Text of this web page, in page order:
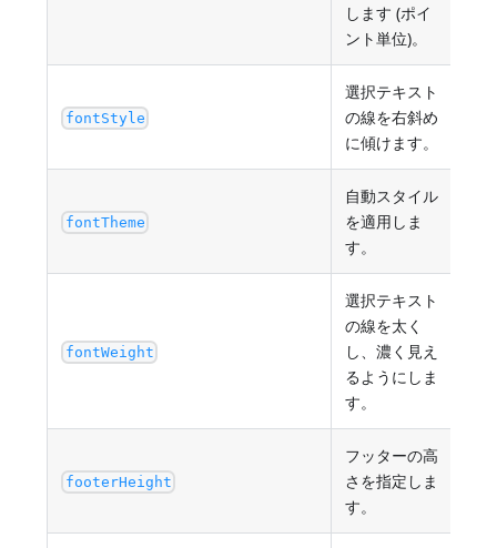
します (ポイ
ント単位)。
fontStyle
選択テキスト
の線を右斜め
に傾けます。
fontTheme
自動スタイル
を適用しま
す。
fontWeight
選択テキスト
の線を太く
し、濃く見え
るようにしま
す。
footerHeight
フッターの高
さを指定しま
す。